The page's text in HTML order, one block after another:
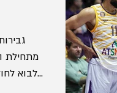
מתחילת